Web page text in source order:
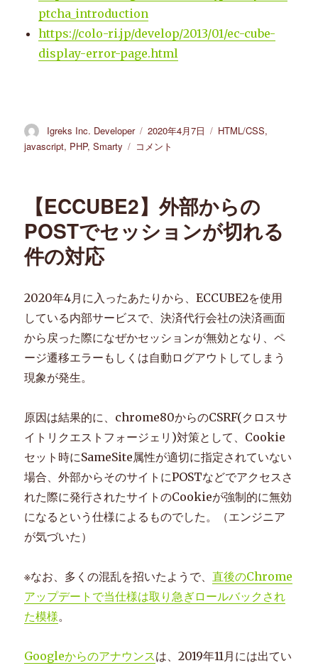
ptcha_introduction
https://colo-ri.jp/develop/2013/01/ec-cube-
display-error-page.html
投
稿
Igreks Inc. Developer
投
稿
2020年4月7日
カ
HTML/CSS,
javascript, PHP,Smarty
【ECCUBE2】
対
策
と
問
せ
フ
ォ
reCaptcha
導
入
に
コメント
【ECCUBE2】外部からの
POSTでセッションが切れる
件の対応
2020年4月に入ったあたりから、ECCUBE2を使用
している内部サービスで、決済代行会社の決済画面
から戻った際になぜかセッションが無効となり、ペ
ージ遷移エラーもしくは自動ログアウトしてしまう
現象が発生。
原因は結果的に、chrome80からのCSRF(クロスサ
イトリクエストフォージェリ)対策として、Cookie
セット時にSameSite属性が適切に指定されていない
場合、外部からそのサイトにPOSTなどでアクセスさ
れた際に発行されたサイトのCookieが強制的に無効
になるという仕様によるものでした。（エンジニア
が気づいた）
※なお、多くの混乱を招いたようで、直後のChrome
アップデートで当仕様は取り急ぎロールバックされ
た模様。
Googleからのアナウンスは、2019年11月には出てい